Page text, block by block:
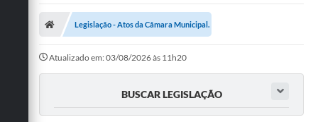
Câmara
Legislação
Legislação - Atos da Câmara Municipal.
Atualizado em: 03/08/2026 às 11h20
BUSCAR LEGISLAÇÃO